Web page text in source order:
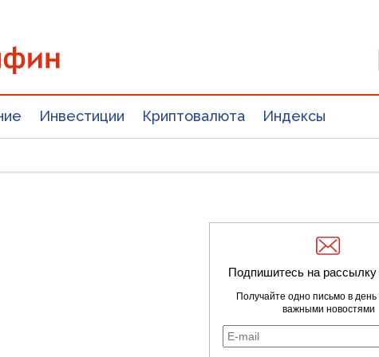
Инвестиции Криптовалюта Индексы
Подпишитесь на рассылку
Получайте одно письмо в
важными новостями